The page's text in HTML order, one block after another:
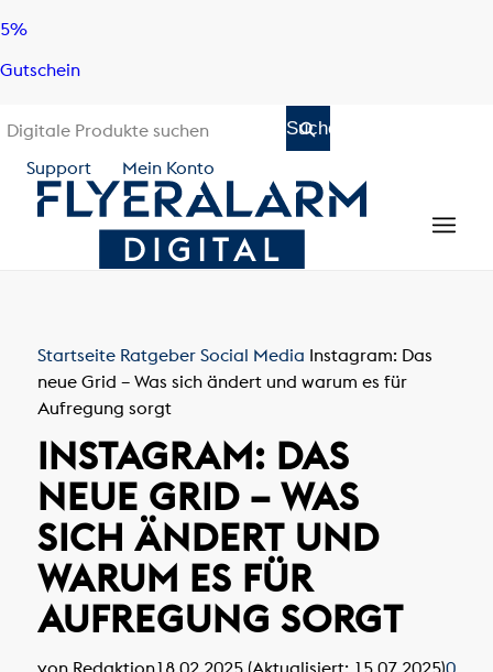
Skip
content
Skip
navigation
5%
Gutschein
Support Mein Konto
Startseite Ratgeber Social Media Instagram: Das
neue Grid – Was sich ändert und warum es für
Aufregung sorgt
INSTAGRAM: DAS
NEUE GRID – WAS
SICH ÄNDERT UND
WARUM ES FÜR
AUFREGUNG SORGT